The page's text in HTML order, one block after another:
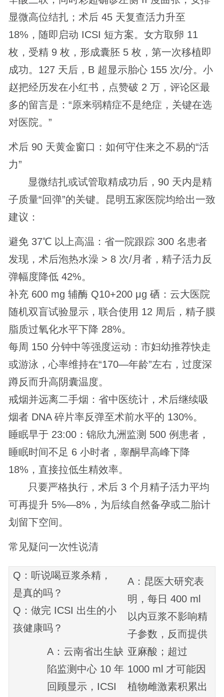
显微高位结扎；术后 45 天复查活力升至
18%，随即启动 ICSI 短方案。女方取卵 11
枚，受精 9 枚，形成囊胚 5 枚，第一次移植即
成功。127 天后，B 超显示胎心 155 次/分。小
赵把经历发在小红书，点赞破 2 万，评论区最
多的留言是：“原来弱精症不是绝症，关键在选
对医院。”
术后 90 天黄金窗口：如何守住来之不易的“活
力”
显微结扎或试管取精成功后，90 天内是精
子质量“回弹”的关键。昆明五家医院均给出一致
建议：
避免 37℃ 以上高温：省一院跟踪 300 名患者
发现，术后泡热水澡 > 8 次/月者，精子活力反
弹幅度降低 42%。
补充 600 mg 辅酶 Q10+200 μg 硒：云大医院
随机双盲试验显示，联合使用 12 周后，精子膜
脂质过氧化水平下降 28%。
每周 150 分钟中等强度运动：市妇幼推荐快走
或游泳，心率维持在“170—年龄”左右，过度深
蹲反而升高阴囊温度。
戒烟并远离二手烟：省中医统计，术后继续吸
烟者 DNA 碎片率反弹至术前水平的 130%。
睡眠早于 23:00：锦欣九洲监测 500 例患者，
睡眠时间不足 6 小时者，睾酮早高峰下降
18%，直接拉低生精效率。
只要严格执行，术后 3 个月精子活力平均
可再提升 5%—8%，为后续自然备孕或二胎计
划留下空间。
常见疑问一次性说清
Q：听说喝豆浆杀精，
是真的吗？
A：昆医大研究表
明，每日 400 ml
以内豆浆不影响精
子参数，反而提供
亚麻酸；超过
1000 ml 才可能因
植物雌激素积累出
Q：做完 ICSI 出生的小
孩健康吗？
A：云南省出生缺
陷监测中心 10 年
回顾显示，ICSI